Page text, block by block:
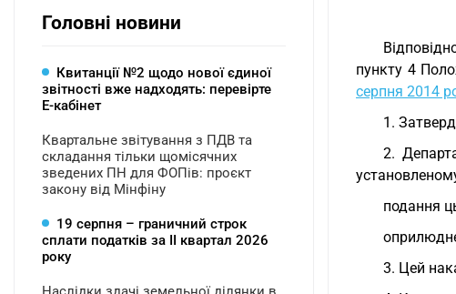
пункту 4
серпня 2014
1.
2.
подання
3. Цей
Головні новини
Квитанції №2 щодо нової єдиної
звітності вже надходять: перевірте
Е-кабінет
Квартальне звітування з ПДВ та
складання тільки щомісячних
зведених ПН для ФОПів: проєкт
закону від Мінфіну
19 серпня – граничний строк
сплати податків за ІI квартал 2026
року